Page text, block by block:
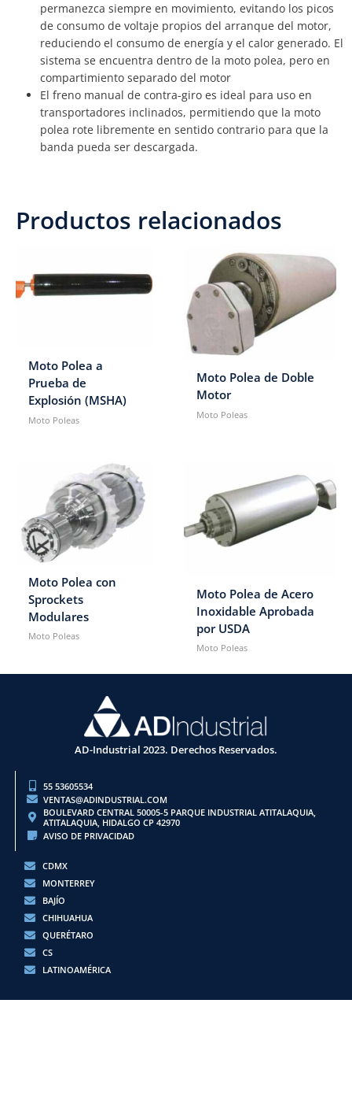
permanezca siempre en movimiento, evitando los picos
de consumo de voltaje propios del arranque del motor,
reduciendo el consumo de energía y el calor generado. El
sistema se encuentra dentro de la moto polea, pero en
compartimiento separado del motor
El freno manual de contra-giro es ideal para uso en
transportadores inclinados, permitiendo que la moto
polea rote libremente en sentido contrario para que la
banda pueda ser descargada.
Productos relacionados
Moto Polea a
Prueba de
Explosión (MSHA)
Moto Poleas
Moto Polea de Doble
Motor
Moto Poleas
Moto Polea con
Sprockets
Modulares
Moto Poleas
Moto Polea de Acero
Inoxidable Aprobada
por USDA
Moto Poleas
AD-Industrial 2023. Derechos Reservados.
55 53605534
VENTAS@ADINDUSTRIAL.COM
BOULEVARD CENTRAL 50005-5 PARQUE INDUSTRIAL ATITALAQUIA,
ATITALAQUIA, HIDALGO CP 42970
AVISO DE PRIVACIDAD
CDMX
MONTERREY
BAJÍO
CHIHUAHUA
QUERÉTARO
CS
LATINOAMÉRICA